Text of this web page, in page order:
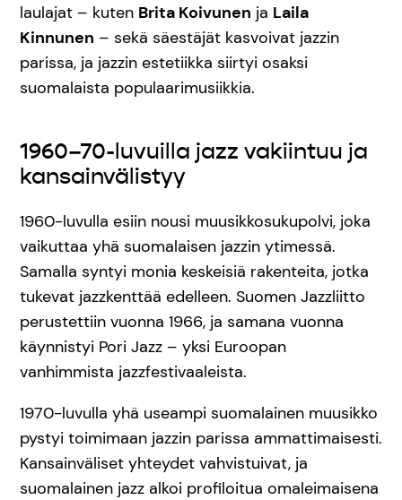
laulajat – kuten Brita Koivunen ja Laila
Kinnunen – sekä säestäjät kasvoivat jazzin
parissa, ja jazzin estetiikka siirtyi osaksi
suomalaista populaarimusiikkia.
1960–70-luvuilla jazz vakiintuu ja
kansainvälistyy
1960-luvulla esiin nousi muusikkosukupolvi, joka
vaikuttaa yhä suomalaisen jazzin ytimessä.
Samalla syntyi monia keskeisiä rakenteita, jotka
tukevat jazzkenttää edelleen. Suomen Jazzliitto
perustettiin vuonna 1966, ja samana vuonna
käynnistyi Pori Jazz – yksi Euroopan
vanhimmista jazzfestivaaleista.
1970-luvulla yhä useampi suomalainen muusikko
pystyi toimimaan jazzin parissa ammattimaisesti.
Kansainväliset yhteydet vahvistuivat, ja
suomalainen jazz alkoi profiloitua omaleimaisena